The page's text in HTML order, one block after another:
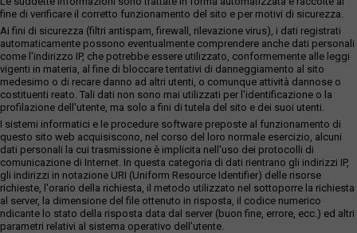
fine di verificare il corretto funzionamento del sito e per motivi di sicurezza.
Ai fini di sicurezza (filtri antispam, firewall, rilevazione virus), i dati registrati
automaticamente possono eventualmente comprendere anche dati personali
come l'indirizzo IP, che potrebbe essere utilizzato, conformemente alle leggi
vigenti in materia, al fine di bloccare tentativi di danneggiamento al sito
medesimo o di recare danno ad altri utenti, o comunque attività dannose o
costituenti reato. Tali dati non sono mai utilizzati per l'identificazione o la
profilazione dell'utente, ma solo a fini di tutela del sito e dei suoi utenti.
I sistemi informatici e le procedure software preposte al funzionamento di
questo sito web acquisiscono, nel corso del loro normale esercizio, alcuni
dati personali la cui trasmissione è implicita nell'uso dei protocolli di
comunicazione di Internet. In questa categoria di dati rientrano gli indirizzi IP,
gli indirizzi in notazione URI (Uniform Resource Identifier) delle risorse
richieste, l'orario della richiesta, il metodo utilizzato nel sottoporre la richiesta
al server, la dimensione del file ottenuto in risposta, il codice numerico
ndicante lo stato della risposta data dal server (buon fine, errore, ecc.) ed altri
parametri relativi al sistema operativo dell'utente.